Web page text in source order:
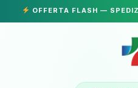
OFFERTA FLASH —